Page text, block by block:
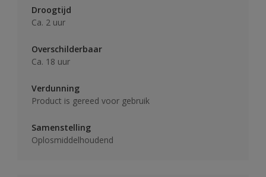
Droogtijd
Ca. 2 uur
Overschilderbaar
Ca. 18 uur
Verdunning
Product is gereed voor gebruik
Samenstelling
Oplosmiddelhoudend